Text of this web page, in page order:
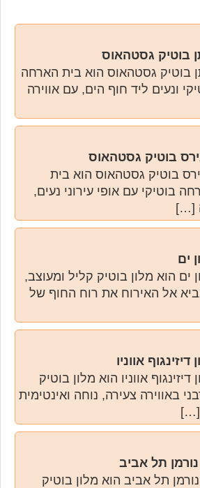
בוטיק גסטהאוס
בוטיק גסטהאוס הוא בית הארחה
ונעים ליד חוף הים, עם אווירה
בוטיק גסטהאוס
בוטיק גסטהאוס הוא בית
בוטיקי עם אופי עירוני נעים,
[…]
ים
ים הוא מלון בוטיק קליל ומעוצב,
אל האירוח את רוח החוף של
דיזינגוף אווניו
דיזינגוף אווניו הוא מלון בוטיק
באווירה צעירה, נוחה ואינטימית
[…]
תל אביב
תל אביב הוא מלון בוטיק